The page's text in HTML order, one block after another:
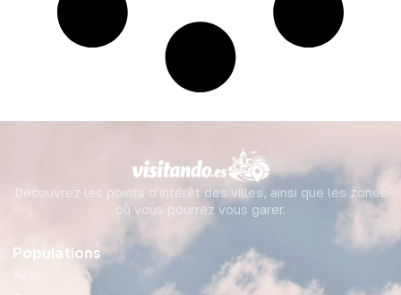
Découvrez les points d'intérêt des villes, ainsi que les zones
où vous pourrez vous garer.
Populations